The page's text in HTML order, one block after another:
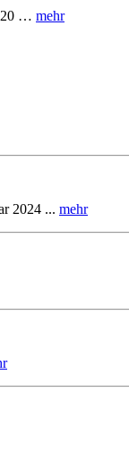
… mehr
2024 ... mehr